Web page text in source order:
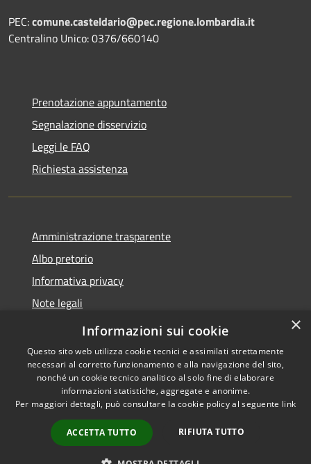
PEC:comune.casteldario@pec.regione.lombardia.it
Centralino Unico: 0376/660140
Prenotazione appuntamento
Segnalazione disservizio
Leggi le FAQ
Richiesta assistenza
Amministrazione trasparente
Albo pretorio
Informativa privacy
Note legali
Dichiarazione di accessibilità
Accessibilità
Copyright © 2026 • Comune di
Castel d'Ario • Powered by
Municipium•
×
Informazioni sui cookie
Questo sito web utilizza cookie tecnici e assimilati strettamente
necessari al corretto funzionamento e alla navigazione del sito,
nonché un cookie tecnico analitico al solo fine di elaborare
informazioni statistiche, aggregate e anonime.
Per maggiori dettagli, può consultare la cookie policy al seguente link
ACCETTA TUTTO RIFIUTA TUTTO